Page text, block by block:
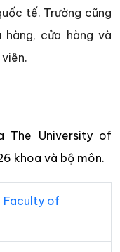
tế. Trường cũng
cửa hàng và
The University of
khoa và bộ môn.
Faculty of